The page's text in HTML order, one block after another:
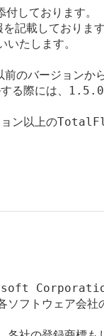
しております。
記載しておりま
たします。
バージョンか
際には、
以上の
Corporation
ソフトウェア会社